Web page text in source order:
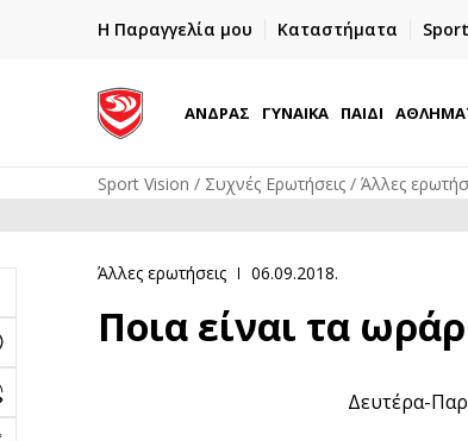
Η Παραγγελία μου Καταστήματα
ΓΡΗΓΟΡΟΤΕΡΗ ΠΑΡΑΔΟΣΗ ΜΕ BOX
Παραλαβή 24/7
ΑΝΔΡΑΣ ΓΥΝΑΙΚΑ ΠΑΙΔΙ
Sport Vision Συχνές Ερωτήσεις Άλλες
Άλλες ερωτήσεις 06.09.2018.
Ποια είναι τα
Δευτέρα-